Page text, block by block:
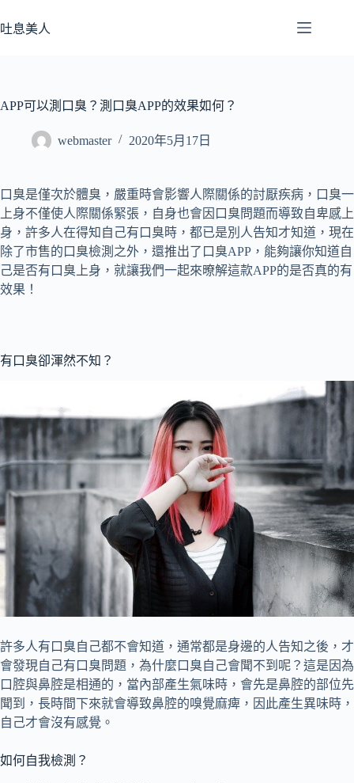
至
容
吐息美人
APP可以測口臭？測口臭APP的效果如何？
webmaster 2020年5月17日
口臭是僅次於體臭，嚴重時會影響人際關係的討厭疾病，口臭一
上身不僅使人際關係緊張，自身也會因口臭問題而導致自卑感上
身，許多人在得知自己有口臭時，都已是別人告知才知道，現在
除了市售的口臭檢測之外，還推出了口臭APP，能夠讓你知道自
己是否有口臭上身，就讓我們一起來暸解這款APP的是否真的有
效果！
有口臭卻渾然不知？
許多人有口臭自己都不會知道，通常都是身邊的人告知之後，才
會發現自己有口臭問題，為什麼口臭自己會聞不到呢？這是因為
口腔與鼻腔是相通的，當內部產生氣味時，會先是鼻腔的部位先
聞到，長時間下來就會導致鼻腔的嗅覺麻痺，因此產生異味時，
自己才會沒有感覺。
如何自我檢測？